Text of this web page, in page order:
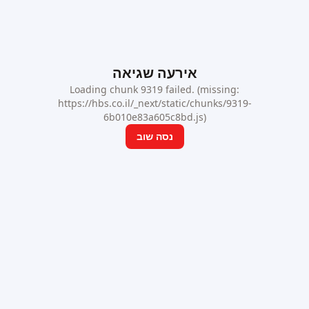
אירעה שגיאה
Loading chunk 9319 failed. (missing:
https://hbs.co.il/_next/static/chunks/9319-
6b010e83a605c8bd.js)